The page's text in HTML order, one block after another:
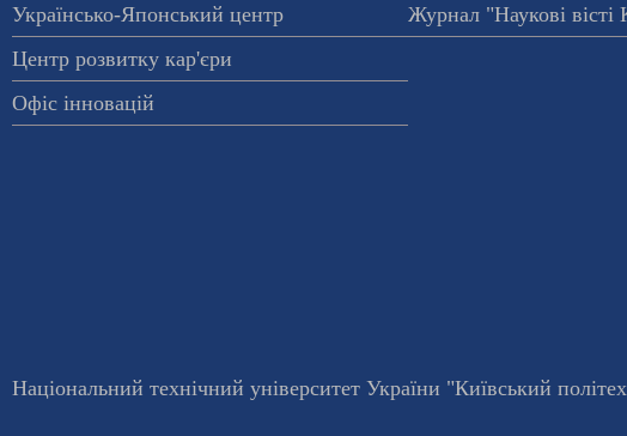
Українсько-Японський центр
Центр розвитку кар'єри
Офіс інновацій
Журнал "Наукові вісті
Національний технічний університет України "Київський